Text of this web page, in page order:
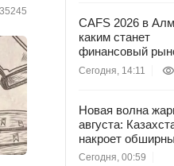
CAFS 2026 в
каким станет
финансовый
через 10 лет
Сегодня, 14:11
Новая волна
августа:
накроет
антициклон
Сегодня, 00:59